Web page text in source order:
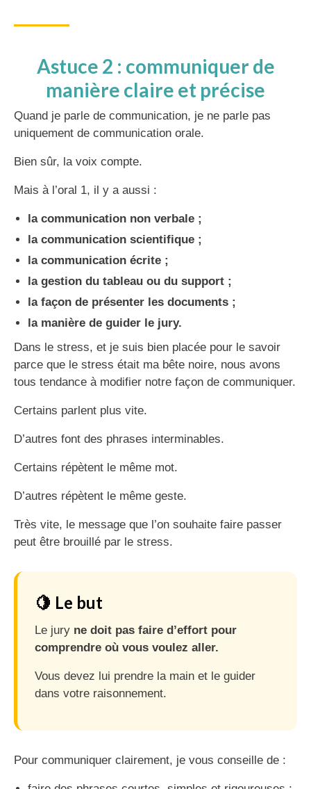
Astuce 2 : communiquer de
manière claire et précise
Quand je parle de communication, je ne parle pas
uniquement de communication orale.
Bien sûr, la voix compte.
Mais à l’oral 1, il y a aussi :
la communication non verbale ;
la communication scientifique ;
la communication écrite ;
la gestion du tableau ou du support ;
la façon de présenter les documents ;
la manière de guider le jury.
Dans le stress, et je suis bien placée pour le savoir
parce que le stress était ma bête noire, nous avons
tous tendance à modifier notre façon de communiquer.
Certains parlent plus vite.
D’autres font des phrases interminables.
Certains répètent le même mot.
D’autres répètent le même geste.
Très vite, le message que l’on souhaite faire passer
peut être brouillé par le stress.
🍋 Le but
Le jury ne doit pas faire d’effort pour
comprendre où vous voulez aller.
Vous devez lui prendre la main et le guider
dans votre raisonnement.
Pour communiquer clairement, je vous conseille de :